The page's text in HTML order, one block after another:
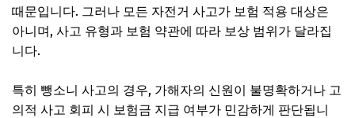
3) 법률 상담 및 지원 서비스 활용 권장
6. 최신 동향과 앞으로의 전망: 자전거 뺑소니 사고와 보험 정
2) 보험 약관의 변화 및 신상품 출시 동향
때문입니다. 그러나 모든 자전거 사고가 보험 적용 대상은
아니며, 사고 유형과 보험 약관에 따라 보상 범위가 달라집
니다.
특히 뺑소니 사고의 경우, 가해자의 신원이 불명확하거나 고
의적 사고 회피 시 보험금 지급 여부가 민감하게 판단됩니